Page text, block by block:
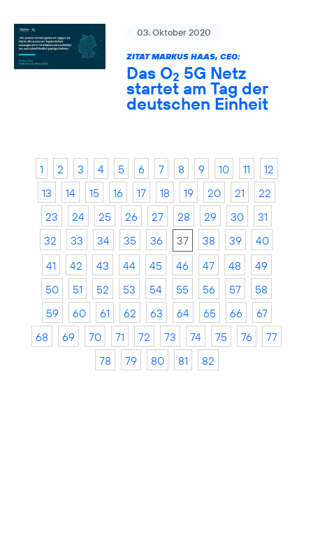
03. Oktober 2020
ZITAT MARKUS HAAS, CEO:
Das O2 5G Netz
startet am Tag der
deutschen Einheit
1 2 3 4 5 6 7 8 9 10 11
12
13
14 15 16 17 18 19 20 21
22
23
24 25 26 27 28 29 30
31
32
33 34 35 36 37 38 39
40
41
42 43 44 45 46 47 48
49
50
51 52 53 54 55 56 57
58
59
60 61 62 63 64 65 66
67
68
69 70 71 72 73 74 75 76
77
78
79 80 81 82